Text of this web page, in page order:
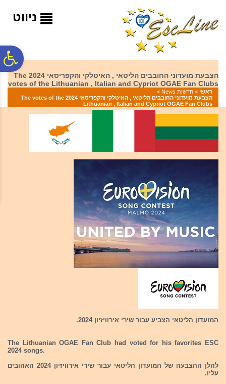
המרכזי
ניווט
הצבעת מועדוני החובבים הליטאי , האיטלקי והקפריסאי 2024 The
votes of the Lithuanian , Italian and Cypriot OGAE Fan Clubs
ראשי > חדשות News
>
הצבעת מועדוני החובבים הליטאי , האיטלקי והקפריסאי 2024 The votes of the
Lithuanian , Italian and Cypriot OGAE Fan Clubs
המועדון הליטאי הצביע עבור שירי אירוויזיון 2024.
The Lithuanian OGAE Fan Club had voted for his favorites ESC
2024 songs.
להלן ההצבעה של המועדון הליטאי עבור שירי אירוויזיון 2024 האהובים
עליו.